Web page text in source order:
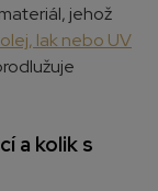
jehož
olej, lak nebo UV
a kolik s